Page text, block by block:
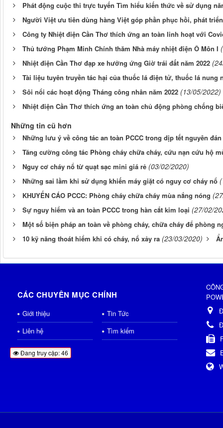
Phát động cuộc thi trực tuyến Tìm hiểu kiến thức về sử dụng
Người Việt ưu tiên dùng hàng Việt góp phần phục hồi, phát
Công ty Nhiệt điện Cần Thơ thích ứng an toàn linh hoạt với
Thủ tướng Phạm Minh Chính thăm Nhà máy nhiệt điện Ô Môn I
Nhiệt điện Cần Thơ đạp xe hưởng ứng Giờ trái đất năm 2022
Tài liệu tuyên truyền tác hại của thuốc lá điện tử, thuốc lá nung
Sôi nổi các hoạt động Tháng công nhân năm 2022 (13/05/2022)
Nhiệt điện Cần Thơ thích ứng an toàn chủ động phòng chống
Những tin cũ hơn
Những lưu ý về công tác an toàn PCCC trong dịp tết nguyên
Tăng cường công tác Phòng cháy chữa cháy, cứu nạn cứu hộ
Nguy cơ cháy nổ từ quạt sạc mini giá rẻ (03/02/2020)
Những sai lầm khi sử dụng khiến máy giặt có nguy cơ cháy nổ
KHUYẾN CÁO PCCC: Phòng cháy chữa cháy mùa nắng nóng
Sự nguy hiểm và an toàn PCCC trong hàn cắt kim loại (27/02/
Một số biện pháp an toàn về phòng cháy, chữa cháy để phòng
10 kỹ năng thoát hiểm khi có cháy, nổ xảy ra (23/03/2020)
CÁC CHUYÊN MỤC CHÍNH
Giới thiệu
Tin Tức
Liên hệ
Tìm kiếm
Đang truy cập: 46